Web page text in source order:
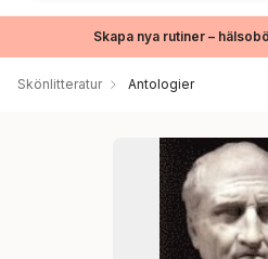
Skapa nya rutiner –
Skönlitteratur Antologier